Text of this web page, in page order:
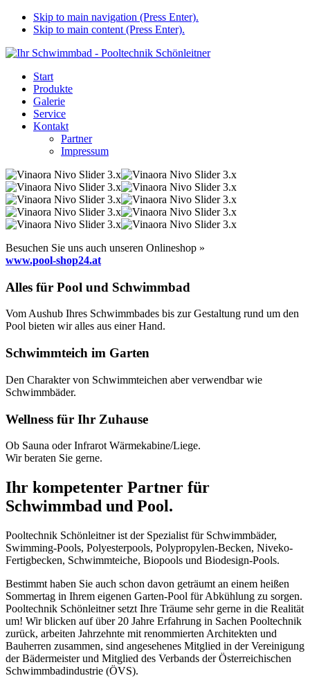
Skip to main navigation (Press Enter).
Skip to main content (Press Enter).
Start
Produkte
Galerie
Service
Kontakt
Partner
Impressum
Besuchen Sie uns auch unseren Onlineshop »
www.pool-shop24.at
Alles für Pool und Schwimmbad
Vom Aushub Ihres Schwimmbades bis zur Gestaltung rund um den
Pool bieten wir alles aus einer Hand.
Schwimmteich im Garten
Den Charakter von Schwimmteichen aber verwendbar wie
Schwimmbäder.
Wellness für Ihr Zuhause
Ob Sauna oder Infrarot Wärmekabine/Liege.
Wir beraten Sie gerne.
Ihr kompetenter Partner für
Schwimmbad und Pool.
Pooltechnik Schönleitner ist der Spezialist für Schwimmbäder,
Swimming-Pools, Polyesterpools, Polypropylen-Becken, Niveko-
Fertigbecken, Schwimmteiche, Biopools und Biodesign-Pools.
Bestimmt haben Sie auch schon davon geträumt an einem heißen
Sommertag in Ihrem eigenen Garten-Pool für Abkühlung zu sorgen.
Pooltechnik Schönleitner setzt Ihre Träume sehr gerne in die Realität
um! Wir blicken auf über 20 Jahre Erfahrung in Sachen Pooltechnik
zurück, arbeiten Jahrzehnte mit renommierten Architekten und
Bauherren zusammen, sind angesehenes Mitglied in der Vereinigung
der Bädermeister und Mitglied des Verbands der Österreichischen
Schwimmbadindustrie (ÖVS).